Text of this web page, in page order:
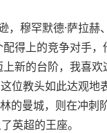
穆罕默德·萨拉赫
配得上的竞争对手
新的台阶，我喜
位教头如此达观地
的曼城，则在冲
英超的王座。